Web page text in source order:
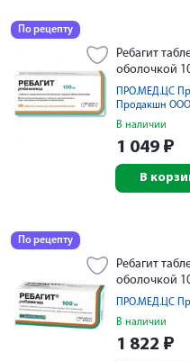
По рецепту
Ребагит
оболочкой
ПРО.МЕД.ЦС
Продакшн ООО
В наличии
1 049 ₽
В
По рецепту
Ребагит
оболочкой
ПРО.МЕД.ЦС
В наличии
1 822 ₽